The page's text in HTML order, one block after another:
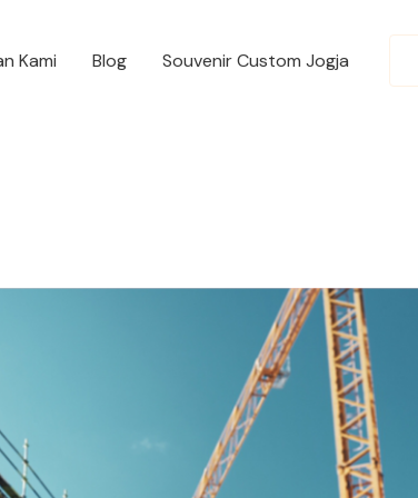
Kami Blog Souvenir Custom Jogja